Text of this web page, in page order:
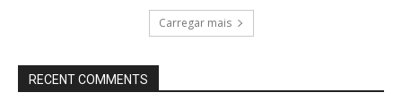
Carregar mais
RECENT COMMENTS